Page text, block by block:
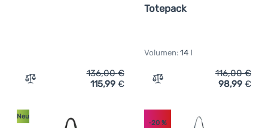
Zum Vergleich 'Umhängetasche Fjällräven Greenland
136,00€
115,99 €
Totepack
Volumen: 14 l
Zum Vergleich 'Rucksack
116,00€
98,99 €
Neu
-20%